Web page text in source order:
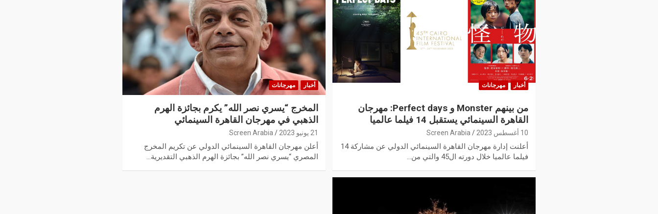
أخبار مهرجانات
من بينهم Monster و Perfect days: مهرجان
القاهرة السينمائي يستقبل 14 فيلما عالميا
10 أغسطس 2023 Screen Arabia
أعلنت إدارة مهرجان القاهرة السينمائي الدولي عن مشاركة 14
فيلما عالميا خلال دورته ال45 والتي من…
أخبار مهرجانات
المخرج “يسري نصر الله” يكرم بجائزة الهرم
الذهبي في مهرجان القاهرة السينمائي
21 يونيو 2023 Screen Arabia
أعلن مهرجان القاهرة السينمائي الدولي عن تكريم المخرج
المصري “يسري نصر الله” بجائزة الهرم الذهبي التقديرية…